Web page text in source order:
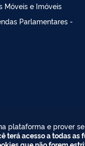
Móveis e Imóveis
Parlamentares -
plataforma e prover
terá acesso a todas